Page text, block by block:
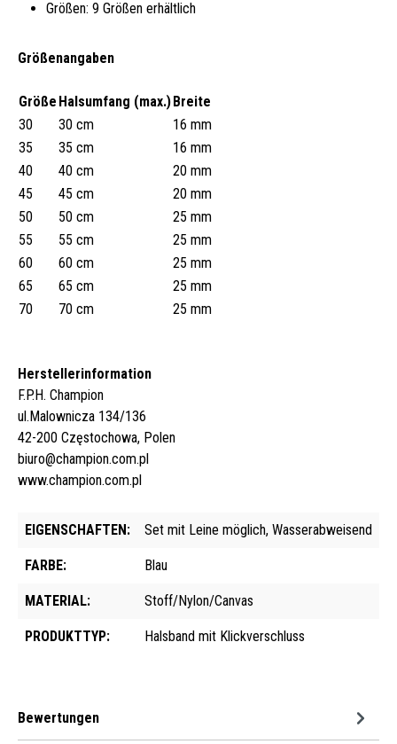
Größen: 9 Größen erhältlich
Größenangaben
Größe Halsumfang (max.)Breite
30
30 cm
16 mm
35
35 cm
16 mm
40
40 cm
20 mm
45
45 cm
20 mm
50
50 cm
25 mm
55
55 cm
25 mm
60
60 cm
25 mm
65
65 cm
25 mm
70
70 cm 25 mm
Herstellerinformation
F.P.H. Champion
ul.Malownicza 134/136
42-200 Częstochowa, Polen
biuro@champion.com.pl
www.champion.com.pl
EIGENSCHAFTEN: Set mit Leine möglich, Wasserabweisend
FARBE: Blau
MATERIAL: Stoff/Nylon/Canvas
PRODUKTTYP: Halsband mit Klickverschluss
Bewertungen